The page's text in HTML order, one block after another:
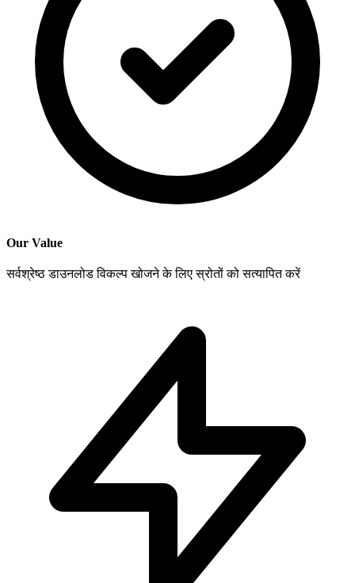
Our Value
सर्वश्रेष्ठ डाउनलोड विकल्प खोजने के लिए स्रोतों को सत्यापित करें